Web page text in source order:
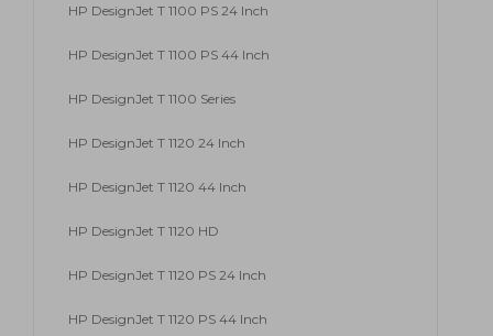
HP DesignJet T 1100 PS 24 Inch
HP DesignJet T 1100 PS 44 Inch
HP DesignJet T 1100 Series
HP DesignJet T 1120 24 Inch
HP DesignJet T 1120 44 Inch
HP DesignJet T 1120 HD
HP DesignJet T 1120 PS 24 Inch
HP DesignJet T 1120 PS 44 Inch